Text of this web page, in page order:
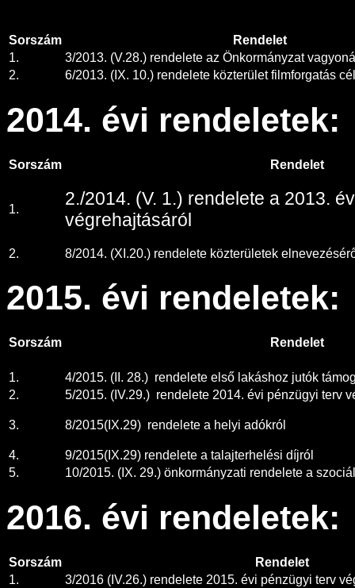
Sorszám
Rendelet
1.
3/2013. (V.28.) rendelete az Önkormányzat
2.
6/2013. (IX. 10.) rendelete közterület filmforgatás
2014. évi rendeletek:
Sorszám Rendelet
1.
2./2014. (V. 1.) rendelete a 2013.
végrehajtásáról
2. 8/2014. (XI.20.) rendelete közterületek
2015. évi rendeletek:
Sorszám Rendelet
1.
4/2015. (II. 28.) rendelete első lakáshoz jutók
2.
5/2015. (IV.29.) rendelete 2014. évi pénzügyi terv
3. 8/2015(IX.29) rendelete a helyi adókról
4.
9/2015(IX.29) rendelete a talajterhelési díjról
5.
10/2015. (IX. 29.) önkormányzati rendelete a
2016. évi rendeletek:
Sorszám
Rendelet
1.
3/2016 (IV.26.) rendelete 2015. évi pénzügyi terv